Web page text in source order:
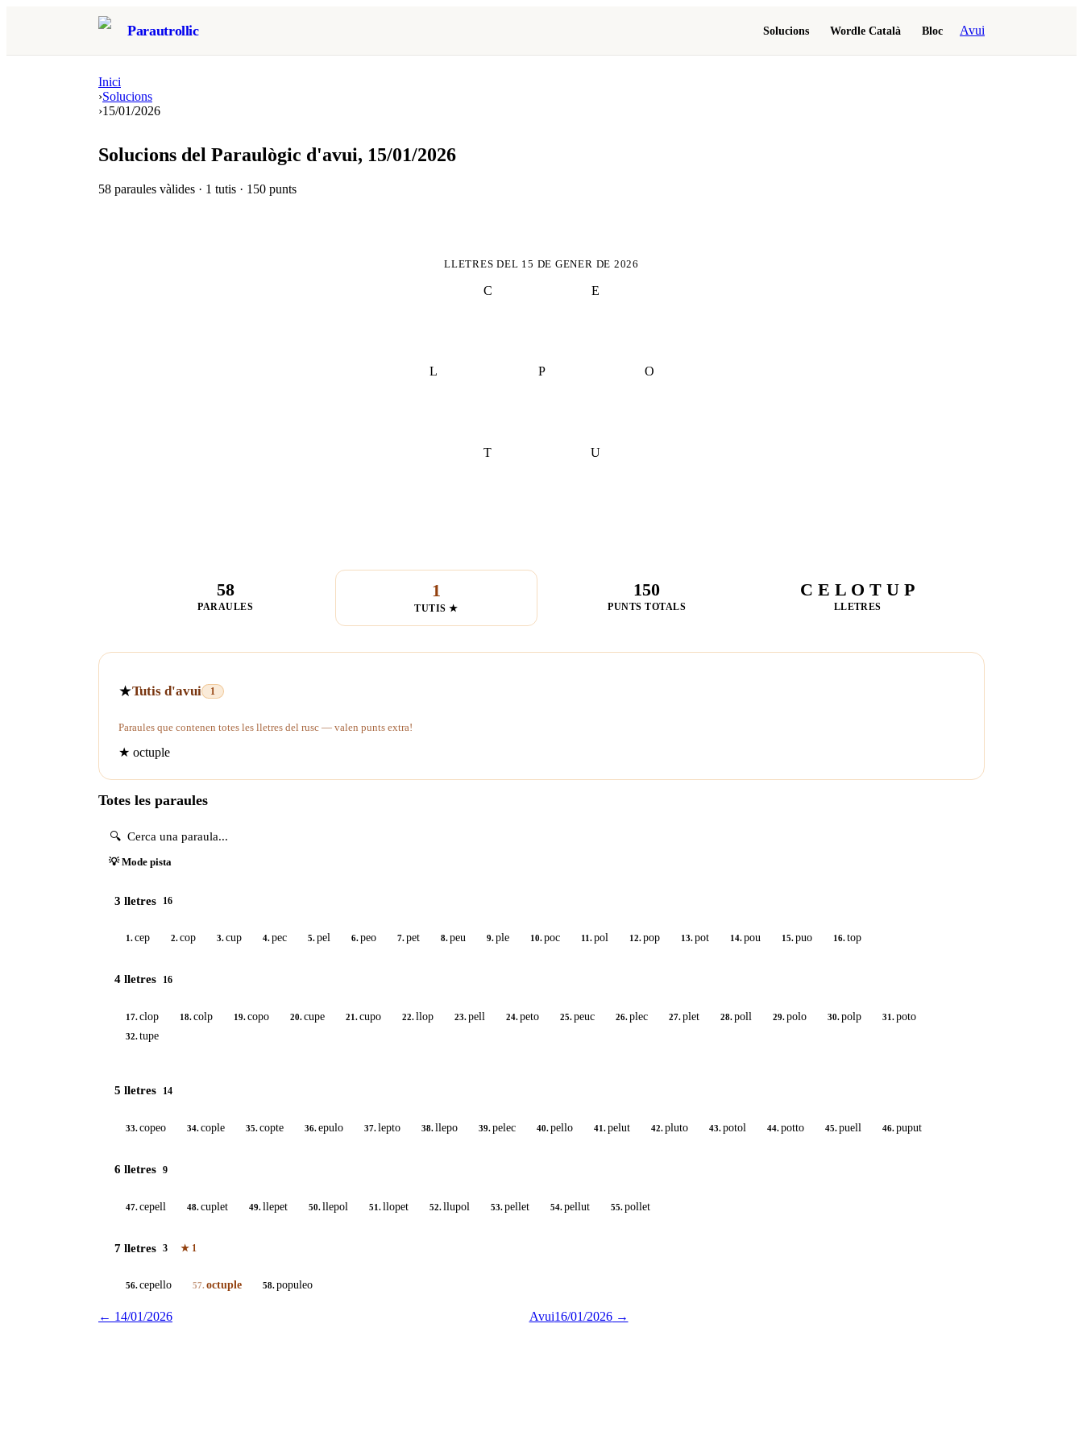
Parautrollic Solucions Wordle Català Bloc Avui
Inici
›Solucions
›15/01/2026
Solucions del Paraulògic d'avui, 15/01/2026
58 paraules vàlides · 1 tutis · 150 punts
LLETRES DEL 15 DE GENER DE 2026
P
C E
L O
T U
58
PARAULES
1
TUTIS ★
150
PUNTS TOTALS
C E L O T U P
LLETRES
★Tutis d'avui 1
Paraules que contenen totes les lletres del rusc — valen punts extra!
★ octuple
Totes les paraules
💡 Mode pista
3 lletres 16
1.cep 2.cop 3.cup 4.pec 5.pel 6.peo 7.pet 8.peu 9.ple 10.poc 11.pol 12.pop 13.pot 14.pou 15.puo 16.top
4 lletres 16
17.clop 18.colp 19.copo 20.cupe 21.cupo 22.llop 23.pell 24.peto 25.peuc 26.plec 27.plet 28.poll 29.polo 30.polp 31.poto
32.tupe
5 lletres 14
33.copeo 34.cople 35.copte 36.epulo 37.lepto 38.llepo 39.pelec 40.pello 41.pelut 42.pluto 43.potol 44.potto 45.puell 46.puput
6 lletres 9
47.cepell 48.cuplet 49.llepet 50.llepol 51.llopet 52.llupol 53.pellet 54.pellut 55.pollet
7 lletres 3 ★ 1
56.cepello 57. octuple 58.populeo
← 14/01/2026 Avui16/01/2026→